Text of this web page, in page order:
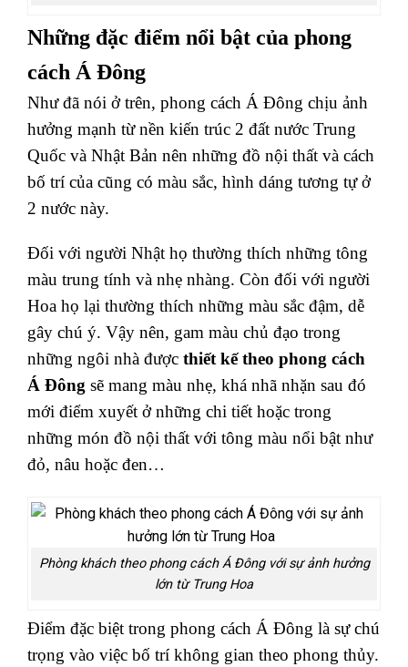
Những đặc điểm nổi bật của phong
cách Á Đông
Như đã nói ở trên, phong cách Á Đông chịu ảnh
hưởng mạnh từ nền kiến trúc 2 đất nước Trung
Quốc và Nhật Bản nên những đồ nội thất và cách
bố trí của cũng có màu sắc, hình dáng tương tự ở
2 nước này.
Đối với người Nhật họ thường thích những tông
màu trung tính và nhẹ nhàng. Còn đối với người
Hoa họ lại thường thích những màu sắc đậm, dễ
gây chú ý. Vậy nên, gam màu chủ đạo trong
những ngôi nhà được thiết kế theo phong cách
Á Đông sẽ mang màu nhẹ, khá nhã nhặn sau đó
mới điểm xuyết ở những chi tiết hoặc trong
những món đồ nội thất với tông màu nổi bật như
đỏ, nâu hoặc đen…
Phòng khách theo phong cách Á Đông với sự ảnh hưởng
lớn từ Trung Hoa
Điểm đặc biệt trong phong cách Á Đông là sự chú
trọng vào việc bố trí không gian theo phong thủy.